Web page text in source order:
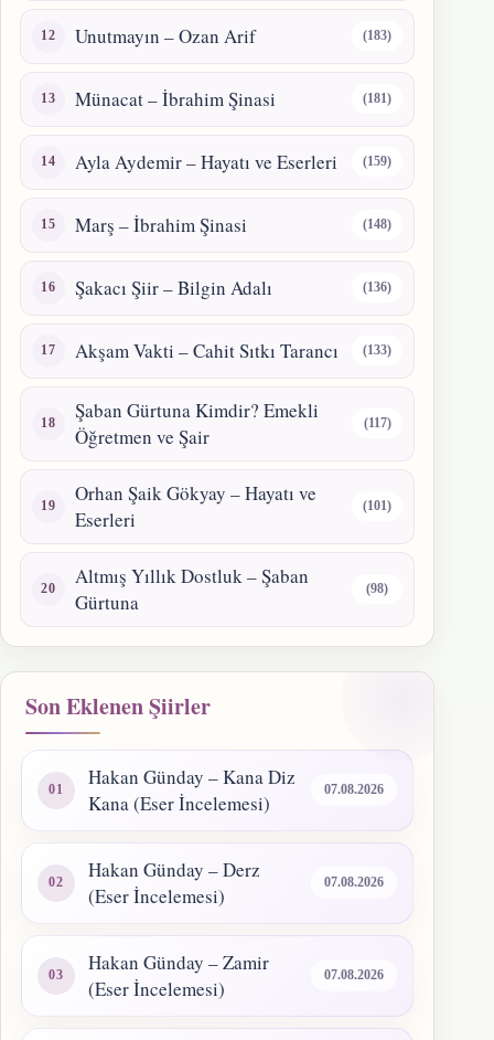
Unutmayın – Ozan Arif (183)
Münacat – İbrahim Şinasi (181)
Ayla Aydemir – Hayatı ve Eserleri (159)
Marş – İbrahim Şinasi (148)
Şakacı Şiir – Bilgin Adalı (136)
Akşam Vakti – Cahit Sıtkı Tarancı (133)
Şaban Gürtuna Kimdir? Emekli
Öğretmen ve Şair
(117)
Orhan Şaik Gökyay – Hayatı ve
Eserleri
(101)
Altmış Yıllık Dostluk – Şaban
Gürtuna
(98)
Son Eklenen Şiirler
Hakan Günday – Kana Diz
Kana (Eser İncelemesi)
07.08.2026
Hakan Günday – Derz
(Eser İncelemesi)
07.08.2026
Hakan Günday – Zamir
(Eser İncelemesi)
07.08.2026